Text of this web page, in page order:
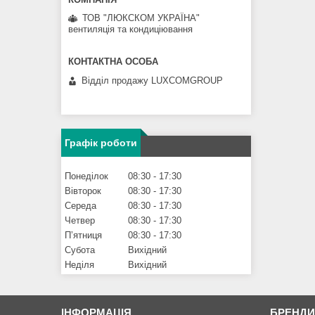
ТОВ "ЛЮКСКОМ УКРАЇНА"
вентиляція та кондиціювання
Відділ продажу LUXCOMGROUP
Графік роботи
Понеділок 08:30
17:30
Вівторок
08:30
17:30
Середа
08:30
17:30
Четвер
08:30
17:30
Пʼятниця
08:30
17:30
Субота
Вихідний
Неділя
Вихідний
ІНФОРМАЦІЯ БРЕНДИ